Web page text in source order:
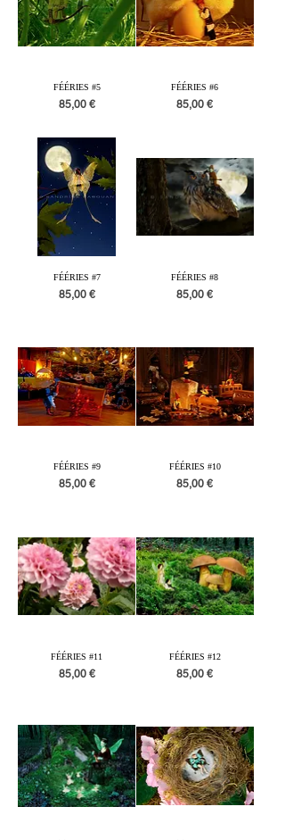
FÉÉRIES #5
Prix
85,00 €
FÉÉRIES #6
Prix
85,00 €
FÉÉRIES #7
Prix
85,00 €
FÉÉRIES #8
Prix
85,00 €
FÉÉRIES #9
Prix
85,00 €
FÉÉRIES #10
Prix
85,00 €
FÉÉRIES #11
Prix
85,00 €
FÉÉRIES #12
Prix
85,00 €